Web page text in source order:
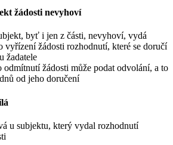
žádosti nevyhoví
byť i jen z části, nevyhoví, vydá
vyřízení žádosti rozhodnutí, které se doručí
žadatele
žádosti může podat odvolání, a to
od jeho doručení
u subjektu, který vydal rozhodnutí